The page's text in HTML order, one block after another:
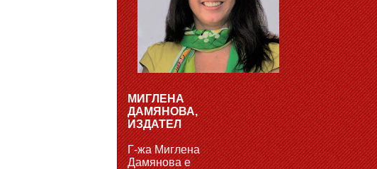
МИГЛЕНА
ДАМЯНОВА,
ИЗДАТЕЛ
Г-жа Миглена
Дамянова е